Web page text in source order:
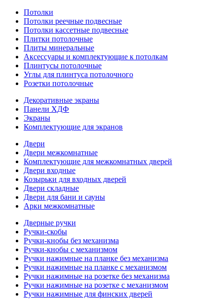
Потолки
Потолки реечные подвесные
Потолки кассетные подвесные
Плитки потолочные
Плиты минеральные
Аксессуары и комплектующие к потолкам
Плинтусы потолочные
Углы для плинтуса потолочного
Розетки потолочные
Декоративные экраны
Панели ХДФ
Экраны
Комплектующие для экранов
Двери
Двери межкомнатные
Комплектующие для межкомнатных дверей
Двери входные
Козырьки для входных дверей
Двери складные
Двери для бани и сауны
Арки межкомнатные
Дверные ручки
Ручки-скобы
Ручки-кнобы без механизма
Ручки-кнобы с механизмом
Ручки нажимные на планке без механизма
Ручки нажимные на планке с механизмом
Ручки нажимные на розетке без механизма
Ручки нажимные на розетке с механизмом
Ручки нажимные для финских дверей